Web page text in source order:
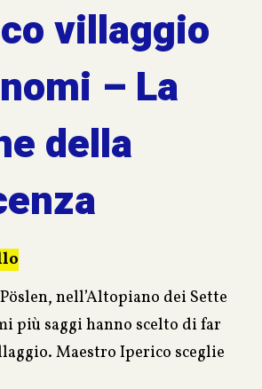
villaggio
– La
della
nell’Altopiano dei Sette
più saggi hanno scelto di far
Maestro Iperico sceglie